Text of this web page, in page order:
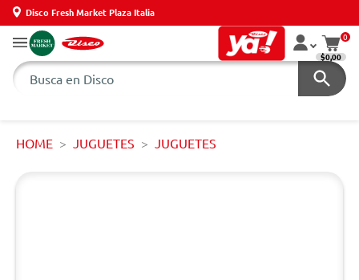
Disco Fresh Market Plaza Italia
0
$0,00
HOME JUGUETES JUGUETES